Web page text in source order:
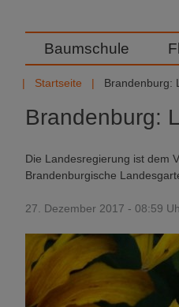
Baumschule
Startseite Brandenburg:
Brandenburg:
Die Landesregierung ist dem
Brandenburgische
27. Dezember 2017 - 08:59